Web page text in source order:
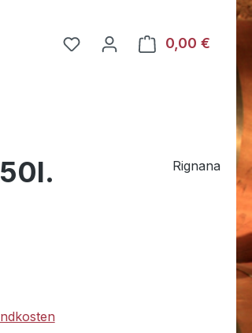
Du hast 0 Produkte auf
0,00 €
Rignana